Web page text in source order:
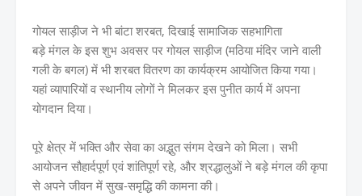
गोयल साड़ीज ने भी बांटा शरबत, दिखाई सामाजिक सहभागिता
बड़े मंगल के इस शुभ अवसर पर गोयल साड़ीज (मठिया मंदिर जाने वाली
गली के बगल) में भी शरबत वितरण का कार्यक्रम आयोजित किया गया।
यहां व्यापारियों व स्थानीय लोगों ने मिलकर इस पुनीत कार्य में अपना
योगदान दिया।
पूरे क्षेत्र में भक्ति और सेवा का अद्भुत संगम देखने को मिला। सभी
आयोजन सौहार्दपूर्ण एवं शांतिपूर्ण रहे, और श्रद्धालुओं ने बड़े मंगल की कृपा
से अपने जीवन में सुख-समृद्धि की कामना की।